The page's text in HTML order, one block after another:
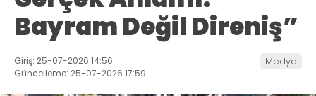
Bayram Değil Direniş”
Giriş: 25-07-2026 14:56
Güncelleme: 25-07-2026 17:59
Medya